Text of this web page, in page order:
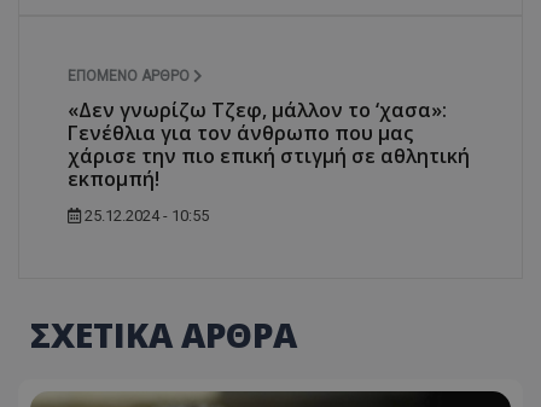
ΕΠΌΜΕΝΟ ΆΡΘΡΟ
«Δεν γνωρίζω Τζεφ, μάλλον το ‘χασα»:
Γενέθλια για τον άνθρωπο που μας
χάρισε την πιο επική στιγμή σε αθλητική
εκπομπή!
25.12.2024 - 10:55
ΣΧΕΤΙΚΑ ΑΡΘΡΑ